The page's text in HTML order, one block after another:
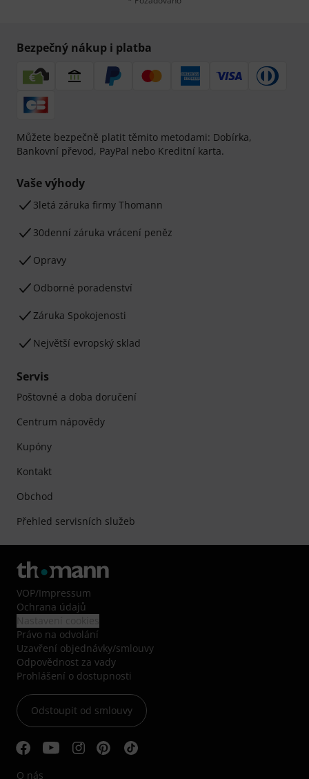
Bezpečný nákup i platba
Můžete bezpečně platit těmito metodami: Dobírka,
Bankovní převod, PayPal nebo Kreditní karta.
Vaše výhody
3letá záruka firmy Thomann
30denní záruka vrácení peněz
Opravy
Odborné poradenství
Záruka Spokojenosti
Největší evropský sklad
Servis
Poštovné a doba doručení
Centrum nápovědy
Kupóny
Kontakt
Obchod
Přehled servisních služeb
VOP/Impressum
Ochrana údajů
Právo na odvolání
Uzavření objednávky/smlouvy
Odpovědnost za vady
Prohlášení o dostupnosti
Odstoupit od smlouvy
O nás